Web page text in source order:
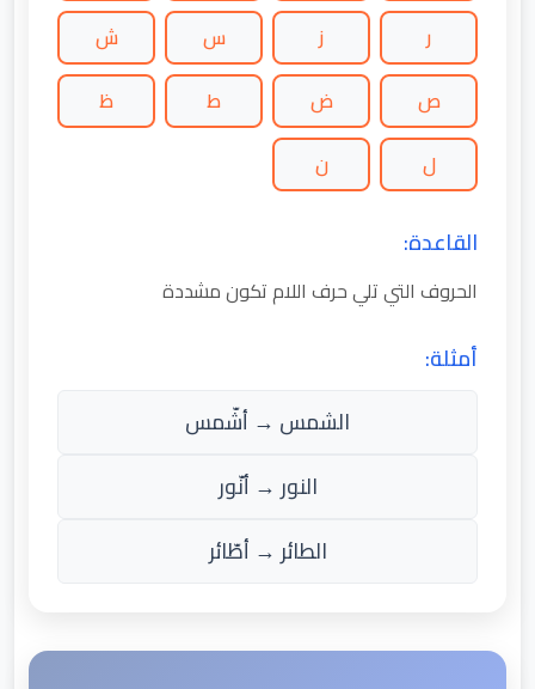
ر
ز س
ش
ص
ض ط
ظ
ل
ن
القاعدة:
الحروف التي تلي حرف اللام تكون مشددة
أمثلة:
الشمس → أشّمس
النور → أنّور
الطائر → أطّائر